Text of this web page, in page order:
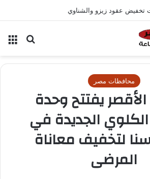
تخفيض عقود زيزو والشناوي
بحث
محافظات مصر
يفتتح وحدة
الجديدة في
لتخفيف معاناة
المرضى